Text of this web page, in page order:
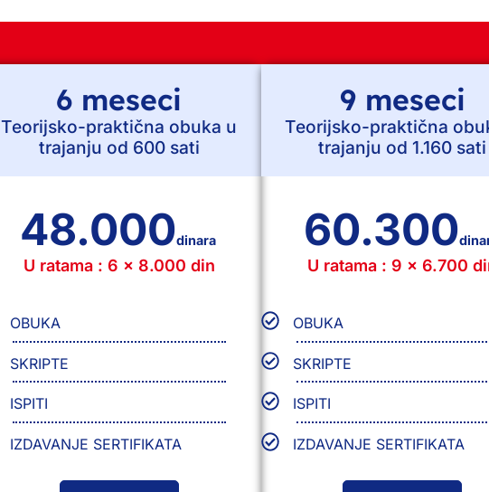
6 meseci
Teorijsko-praktična obuka u
trajanju od 600 sati
48.000dinara
U ratama : 6 x 8.000 din
OBUKA
SKRIPTE
ISPITI
IZDAVANJE SERTIFIKATA
9 meseci
Teorijsko-praktična
trajanju od 1.160 sati
60.300
U ratama : 9 x 6.700
OBUKA
SKRIPTE
ISPITI
IZDAVANJE SERTIFIKATA